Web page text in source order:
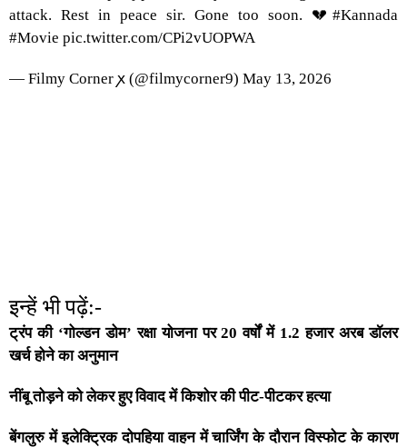
attack. Rest in peace sir. Gone too soon. 💔 #Kannada
#Movie pic.twitter.com/CPi2vUOPWA
— Filmy Corner ꭗ (@filmycorner9) May 13, 2026
इन्हें भी पढ़ें:-
ट्रंप की ‘गोल्डन डोम’ रक्षा योजना पर 20 वर्षों में 1.2 हजार अरब डॉलर
खर्च होने का अनुमान
नींबू तोड़ने को लेकर हुए विवाद में किशोर की पीट-पीटकर हत्या
बेंगलुरु में इलेक्ट्रिक दोपहिया वाहन में चार्जिंग के दौरान विस्फोट के कारण